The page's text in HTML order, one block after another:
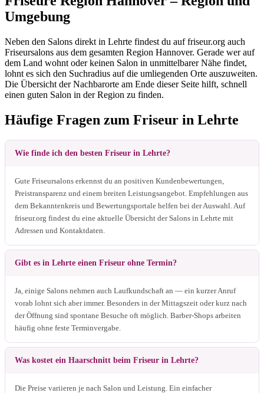
Umgebung
Neben den Salons direkt in Lehrte findest du auf friseur.org auch
Friseursalons aus dem gesamten Region Hannover. Gerade wer auf
dem Land wohnt oder keinen Salon in unmittelbarer Nähe findet,
lohnt es sich den Suchradius auf die umliegenden Orte auszuweiten.
Die Übersicht der Nachbarorte am Ende dieser Seite hilft, schnell
einen guten Salon in der Region zu finden.
Häufige Fragen zum Friseur in Lehrte
Wie finde ich den besten Friseur in Lehrte?
Gute Friseursalons erkennst du an positiven Kundenbewertungen,
Preistransparenz und einem breiten Leistungsangebot. Empfehlungen aus
dem Bekanntenkreis und Bewertungsportale helfen bei der Auswahl. Auf
friseur.org findest du eine aktuelle Übersicht der Salons in Lehrte mit
Adressen und Kontaktdaten.
Gibt es in Lehrte einen Friseur ohne Termin?
Ja, einige Salons nehmen auch Laufkundschaft an — ein kurzer Anruf
vorab lohnt sich aber immer. Besonders in der Mittagszeit oder kurz nach
der Öffnung sind spontane Besuche oft möglich. Barber-Shops arbeiten
häufig ohne feste Terminvergabe.
Was kostet ein Haarschnitt beim Friseur in Lehrte?
Die Preise variieren je nach Salon und Leistung. Ein einfacher